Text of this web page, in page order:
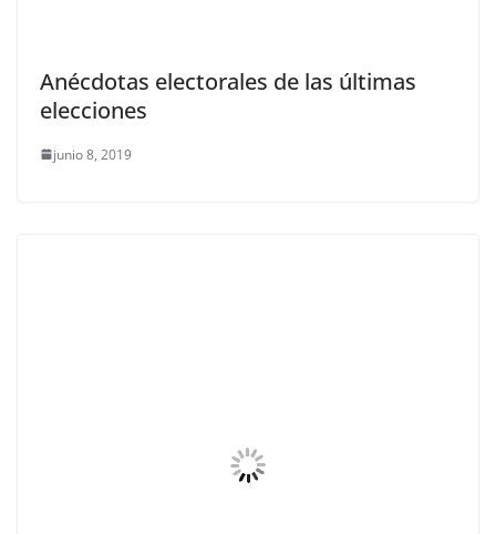
Anécdotas electorales de las últimas
elecciones
junio 8, 2019